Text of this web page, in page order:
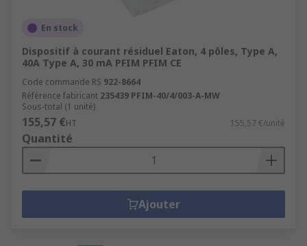
En stock
Dispositif à courant résiduel Eaton, 4 pôles, Type A,
40A Type A, 30 mA PFIM PFIM CE
Code commande RS 922-8664
Référence fabricant 235439 PFIM-40/4/003-A-MW
Sous-total (1 unité)
155,57 €HT 155,57 €/unité
Quantité
Ajouter